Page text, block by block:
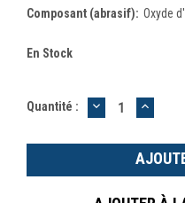
Composant (abrasif): Oxyde
En Stock
Quantité : DIMINUER
LA
:
LA
: